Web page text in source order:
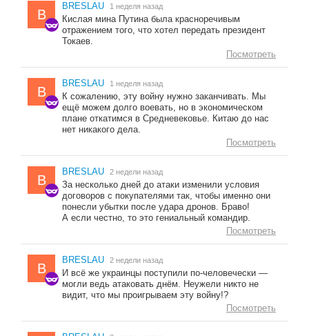
B
BRESLAU 1 неделя назад
Кислая мина Путина была красноречивым
отражением того, что хотел передать президент
Токаев.
Посмотреть
B
BRESLAU 1 неделя назад
К сожалению, эту войну нужно заканчивать. Мы
ещё можем долго воевать, но в экономическом
плане откатимся в Средневековье. Китаю до нас
нет никакого дела.
Посмотреть
B
BRESLAU 2 недели назад
За несколько дней до атаки изменили условия
договоров с покупателями так, чтобы именно они
понесли убытки после удара дронов. Браво!
А если честно, то это гениальный командир.
Посмотреть
B
BRESLAU 2 недели назад
И всё же украинцы поступили по-человечески —
могли ведь атаковать днём. Неужели никто не
видит, что мы проигрываем эту войну!?
Посмотреть